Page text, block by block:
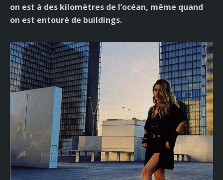
on est à des kilomètres de l’océan, même quand
on est entouré de buildings.